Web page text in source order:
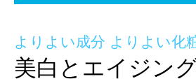
よりよい成分 よりよい化
美白とエイジング